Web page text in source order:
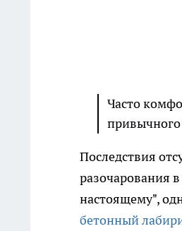
Часто
Последствия
разочарования
настоящему",
бетонный